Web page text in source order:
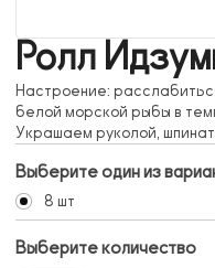
Ролл
Настроение:
белой морской рыбы в
Украшаем руколой,
Выберите один из
8 шт
Выберите количество